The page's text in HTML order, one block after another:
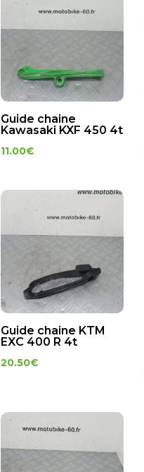
Guide chaine
Kawasaki KXF 450 4t
11.00€
Guide chaine KTM
EXC 400 R 4t
20.50€